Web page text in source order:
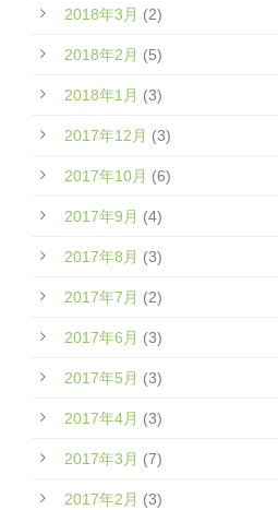
2018年3月 (2)
2018年2月 (5)
2018年1月 (3)
2017年12月 (3)
2017年10月 (6)
2017年9月 (4)
2017年8月 (3)
2017年7月 (2)
2017年6月 (3)
2017年5月 (3)
2017年4月 (3)
2017年3月 (7)
2017年2月 (3)